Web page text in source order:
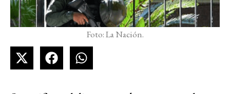
Foto: La Nación.